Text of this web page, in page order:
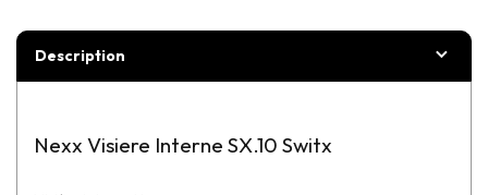
Description
Nexx Visiere Interne SX.10 Switx